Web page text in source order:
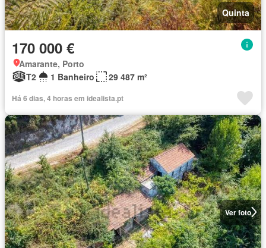
Quinta
170 000 €
Amarante, Porto
T2
1 Banheiro 29 487 m²
Há 6 dias, 4 horas em idealista.pt
Ver foto